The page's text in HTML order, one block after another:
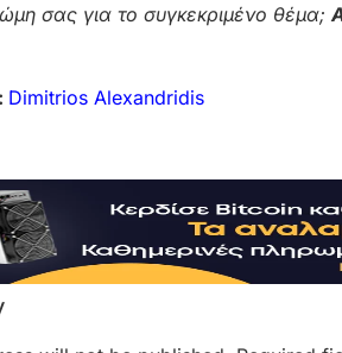
σας για το συγκεκριμένο θέμα;
Dimitrios Alexandridis